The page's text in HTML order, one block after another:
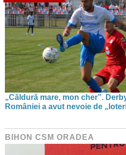
„Căldură mare, mon cher”.
României a avut nevoie de
BIHON CSM ORADEA